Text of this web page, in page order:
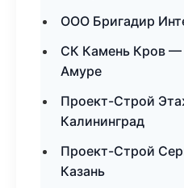
ООО Бригадир
СК Камень Кров
Амуре
Проект-Строй
Калининград
Проект-Строй
Казань